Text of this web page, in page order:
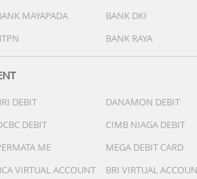
OLAHRAGA DAN PEMETAAN
MAYAPADA
BANK DKI
BANK RAYA
DEBIT
DANAMON DEBIT
DEBIT
CIMB NIAGA DEBIT
ME
MEGA DEBIT CARD
VIRTUAL ACCOUNT
BRI VIRTUAL